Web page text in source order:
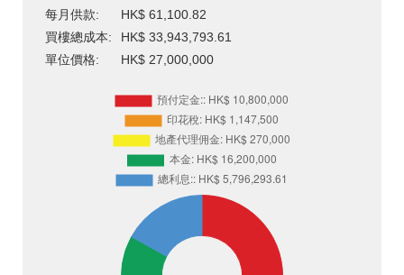
每月供款:
HK$ 61,100.82
買樓總成本:
HK$ 33,943,793.61
單位價格:
HK$ 27,000,000